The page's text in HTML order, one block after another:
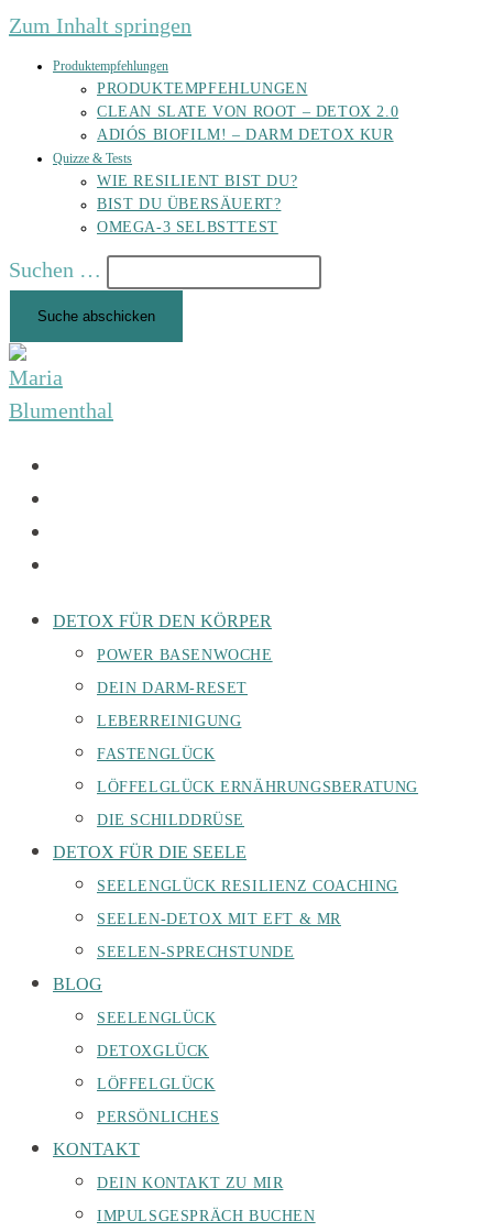
Zum Inhalt springen
Produktempfehlungen
PRODUKTEMPFEHLUNGEN
CLEAN SLATE VON ROOT – DETOX 2.0
ADIÓS BIOFILM! – DARM DETOX KUR
Quizze & Tests
WIE RESILIENT BIST DU?
BIST DU ÜBERSÄUERT?
OMEGA-3 SELBSTTEST
Suchen …
Suche abschicken
DETOX FÜR DEN KÖRPER
POWER BASENWOCHE
DEIN DARM-RESET
LEBERREINIGUNG
FASTENGLÜCK
LÖFFELGLÜCK ERNÄHRUNGSBERATUNG
DIE SCHILDDRÜSE
DETOX FÜR DIE SEELE
SEELENGLÜCK RESILIENZ COACHING
SEELEN-DETOX MIT EFT & MR
SEELEN-SPRECHSTUNDE
BLOG
SEELENGLÜCK
DETOXGLÜCK
LÖFFELGLÜCK
PERSÖNLICHES
KONTAKT
DEIN KONTAKT ZU MIR
IMPULSGESPRÄCH BUCHEN